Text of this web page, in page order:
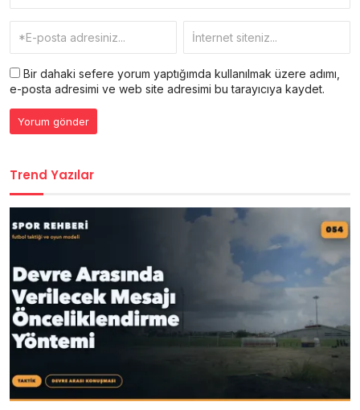
Bir dahaki sefere yorum yaptığımda kullanılmak üzere adımı,
e-posta adresimi ve web site adresimi bu tarayıcıya kaydet.
Trend Yazılar